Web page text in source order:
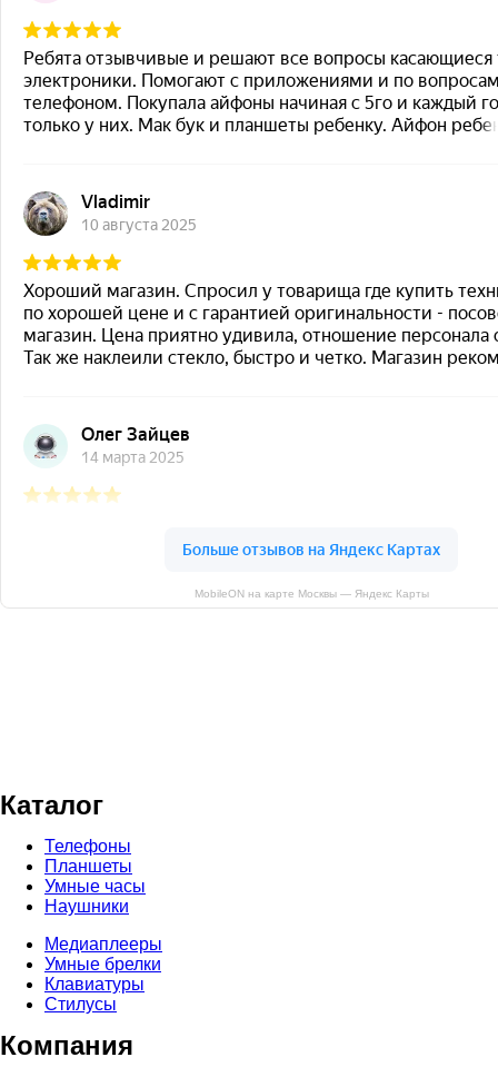
MobileON на карте Москвы — Яндекс Карты
Каталог
Телефоны
Планшеты
Умные часы
Наушники
Медиаплееры
Умные брелки
Клавиатуры
Стилусы
Компания